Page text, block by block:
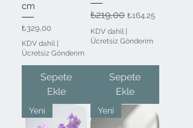
cm
Fiyat
₺329,00
KDV dahil
Ücretsiz Gönderim
Sepete
Ekle
Normal Fiyat
₺219,00 İndirimli Fiyat
₺164,25
KDV dahil
Ücretsiz Gönderim
Sepete
Ekle
Yeni Yeni